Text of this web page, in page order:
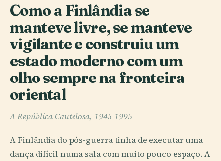
Como a Finlândia se
manteve livre, se manteve
vigilante e construiu um
estado moderno com um
olho sempre na fronteira
oriental
A República Cautelosa, 1945-1995
A Finlândia do pós-guerra tinha de executar uma
dança difícil numa sala com muito pouco espaço. A